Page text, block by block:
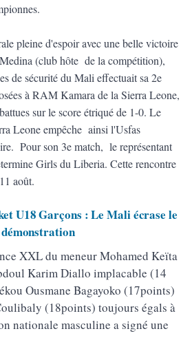
pleine d'espoir avec une belle victoire
(club hôte de la compétition),
de sécurité du Mali effectuait sa 2e
à RAM Kamara de la Sierra Leone,
sur le score étriqué de 1-0. Le
Leone empêche ainsi l'Usfas
Pour son 3e match, le représentant
Girls du Liberia. Cette rencontre
août.
U18 Garçons : Le Mali écrase le
XXL du meneur Mohamed Keïta
Karim Diallo implacable (14
Ousmane Bagayoko (17points)
(18points) toujours égals à
nationale masculine a signé une